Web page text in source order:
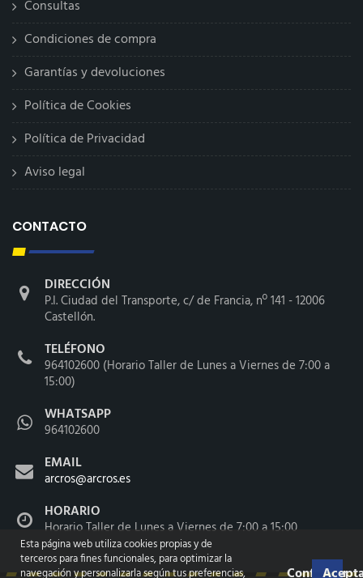
Consultas
Condiciones de compra
Garantías y devoluciones
Política de Cookies
Política de Privacidad
Aviso legal
CONTACTO
DIRECCIÓN
P.I. Ciudad del Transporte, c/ de Francia, nº 141 - 12006
Castellón.
TELÉFONO
964102600 (Horario Taller de Lunes a Viernes de 7:00 a
15:00)
WHATSAPP
964102600
EMAIL
arcros@arcros.es
HORARIO
Horario Taller de Lunes a Viernes de 7:00 a 15:00
Esta página web utiliza cookies propias y de
terceros para fines funcionales, para optimizar la
navegación y personalizarla según tus preferencias,